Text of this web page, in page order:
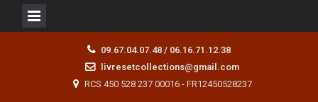
09.67.04.07.48 / 06.16.71.12.38
livresetcollections@gmail.com
RCS 450 528 237 00016 - FR12450528237